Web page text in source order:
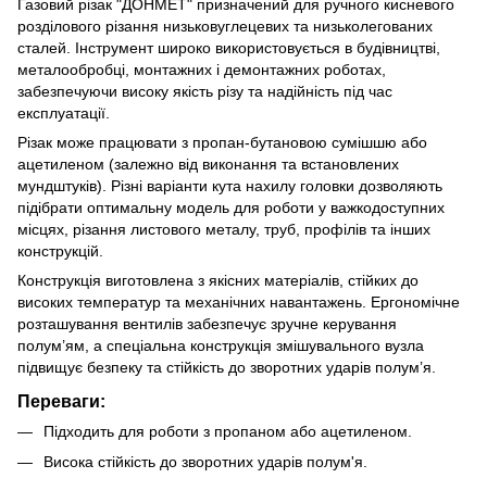
Газовий різак "ДОНМЕТ" призначений для ручного кисневого
розділового різання низьковуглецевих та низьколегованих
сталей. Інструмент широко використовується в будівництві,
металообробці, монтажних і демонтажних роботах,
забезпечуючи високу якість різу та надійність під час
експлуатації.
Різак може працювати з пропан-бутановою сумішшю або
ацетиленом (залежно від виконання та встановлених
мундштуків). Різні варіанти кута нахилу головки дозволяють
підібрати оптимальну модель для роботи у важкодоступних
місцях, різання листового металу, труб, профілів та інших
конструкцій.
Конструкція виготовлена з якісних матеріалів, стійких до
високих температур та механічних навантажень. Ергономічне
розташування вентилів забезпечує зручне керування
полум’ям, а спеціальна конструкція змішувального вузла
підвищує безпеку та стійкість до зворотних ударів полум’я.
Переваги:
Підходить для роботи з пропаном або ацетиленом.
Висока стійкість до зворотних ударів полум'я.